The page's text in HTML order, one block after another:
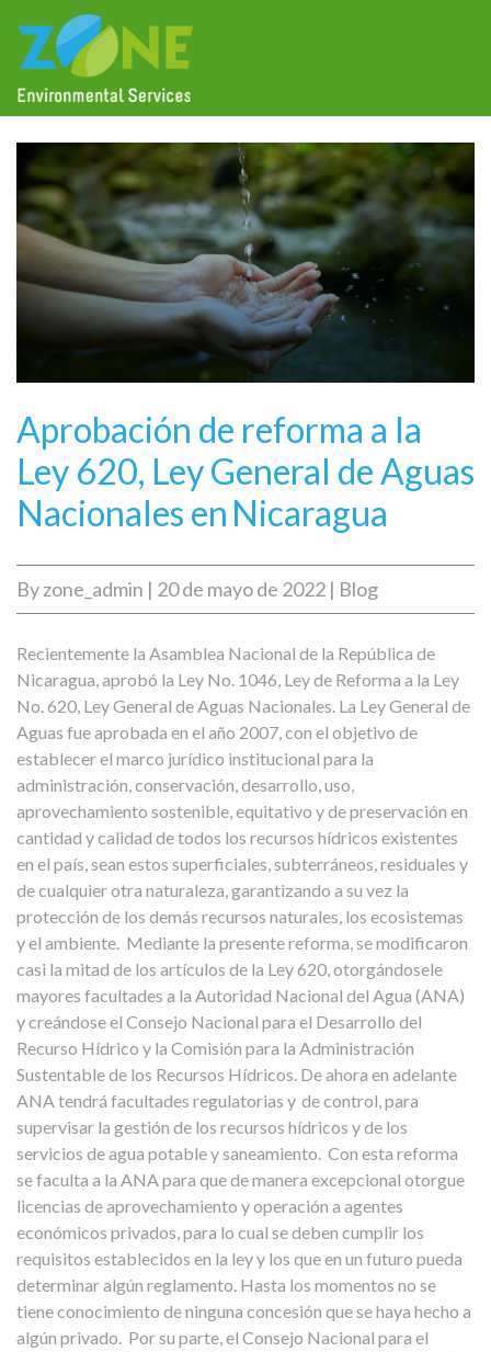
Aprobación de reforma a la
Ley 620, Ley General de Aguas
Nacionales en Nicaragua
Byzone_admin | 20 de mayo de 2022 | Blog
Recientemente la Asamblea Nacional de la República de
Nicaragua, aprobó la Ley No. 1046, Ley de Reforma a la Ley
No. 620, Ley General de Aguas Nacionales. La Ley General de
Aguas fue aprobada en el año 2007, con el objetivo de
establecer el marco jurídico institucional para la
administración, conservación, desarrollo, uso,
aprovechamiento sostenible, equitativo y de preservación en
cantidad y calidad de todos los recursos hídricos existentes
en el país, sean estos superficiales, subterráneos, residuales y
de cualquier otra naturaleza, garantizando a su vez la
protección de los demás recursos naturales, los ecosistemas
y el ambiente. Mediante la presente reforma, se modificaron
casi la mitad de los artículos de la Ley 620, otorgándosele
mayores facultades a la Autoridad Nacional del Agua (ANA)
y creándose el Consejo Nacional para el Desarrollo del
Recurso Hídrico y la Comisión para la Administración
Sustentable de los Recursos Hídricos. De ahora en adelante
ANA tendrá facultades regulatorias y de control, para
supervisar la gestión de los recursos hídricos y de los
servicios de agua potable y saneamiento. Con esta reforma
se faculta a la ANA para que de manera excepcional otorgue
licencias de aprovechamiento y operación a agentes
económicos privados, para lo cual se deben cumplir los
requisitos establecidos en la ley y los que en un futuro pueda
determinar algún reglamento. Hasta los momentos no se
tiene conocimiento de ninguna concesión que se haya hecho a
algún privado. Por su parte, el Consejo Nacional para el